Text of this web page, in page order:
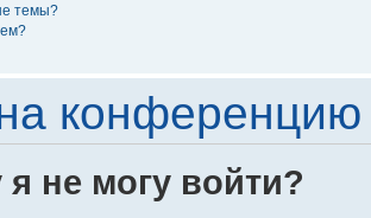
темы?
конференцию
не могу войти?